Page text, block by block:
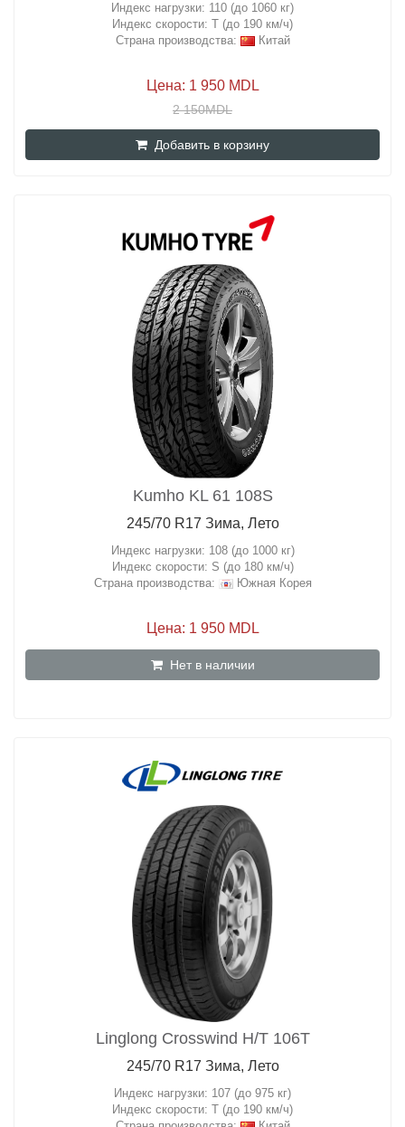
Индекс нагрузки: 110 (до 1060 кг)
Индекс скорости: T (до 190 км/ч)
Страна производства:
Китай
Цена: 1 950 MDL
2 150MDL
Добавить в корзину
Kumho KL 61 108S
245/70 R17 Зима, Лето
Индекс нагрузки: 108 (до 1000 кг)
Индекс скорости: S (до 180 км/ч)
Страна производства:
Южная Корея
Цена: 1 950 MDL
Нет в наличии
Linglong Crosswind H/T 106T
245/70 R17 Зима, Лето
Индекс нагрузки: 107 (до 975 кг)
Индекс скорости: T (до 190 км/ч)